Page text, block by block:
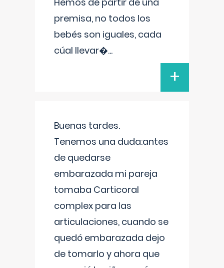
premisa, no todos los
bebés son iguales, cada
cúal llevar�...
+
Buenas tardes.
Tenemos una duda:antes
de quedarse
embarazada mi pareja
tomaba Carticoral
complex para las
articulaciones, cuando se
quedó embarazada dejo
de tomarlo y ahora que